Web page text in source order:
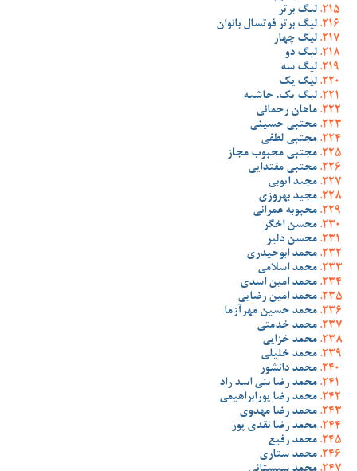
لیگ برتر
لیگ برتر فوتسال بانوان
لیگ چهار
لیگ دو
لیگ سه
لیگ یک
لیگ یک، حاشیه
ماهان رحمانی
مجتبی حسینی
مجتبی لطفی
مجتبی محبوب مجاز
مجتبی مقتدایی
مجید ایوبی
مجید بهروزی
محبوبه عمرانی
محسن اخگر
محسن دلیر
محمد ابوحیدری
محمد اسلامی
محمد امین اسدی
محمد امین رضایی
محمد حسین مهرآزما
محمد خدمتی
محمد خزایی
محمد خلیلی
محمد دانشور
محمد رضا بنی اسد راد
محمد رضا پورابراهیمی
محمد رضا مهدوی
محمد رضا نقدی پور
محمد رفیع
محمد ستاری